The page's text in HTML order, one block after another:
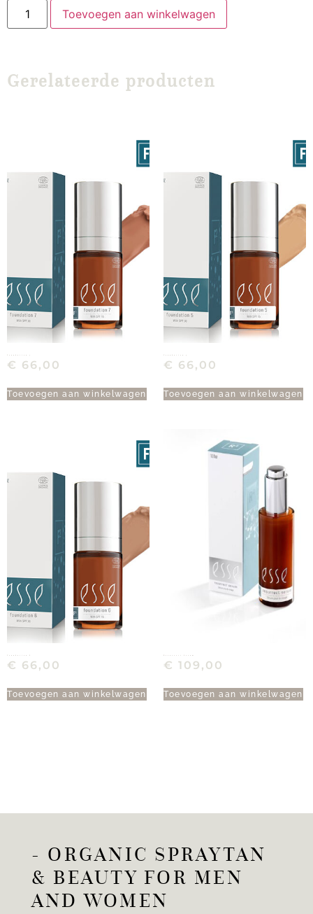
Toevoegen aan winkelwagen
Gerelateerde producten
Foundation 7
€ 66,00
Toevoegen aan winkelwagen
Foundation 5
€ 66,00
Toevoegen aan winkelwagen
Foundation 6
€ 66,00
Toevoegen aan winkelwagen
Resurrect Serum
€ 109,00
Toevoegen aan winkelwagen
- ORGANIC SPRAYTAN
& BEAUTY FOR MEN
AND WOMEN